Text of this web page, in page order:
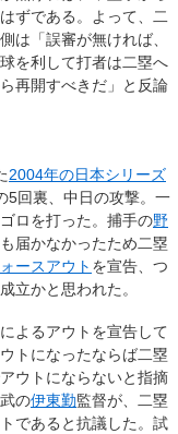
ずである。よって、二
は「誤審が無ければ、
を利して打者は二塁へ
再開すべきだ」と反論
2004年の日本シリーズ
5回裏、中日の攻撃。一
ロを打った。捕手の野
届かなかったため二塁
ースアウト を宣告、つ
立かと思われた。
よるアウトを宣告して
トになったならば二塁
ウトにならないと指摘
の伊東勤監督が、二塁
であると抗議した。試